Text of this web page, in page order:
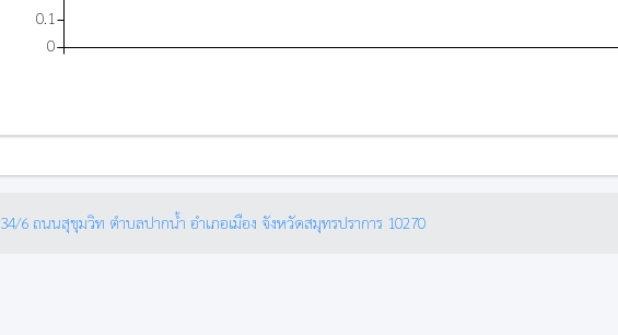
0
0.1
34/6 ถนนสุขุมวิท ตำบลปากน้ำ อำเภอเมือง จังหวัดสมุทรปราการ 10270